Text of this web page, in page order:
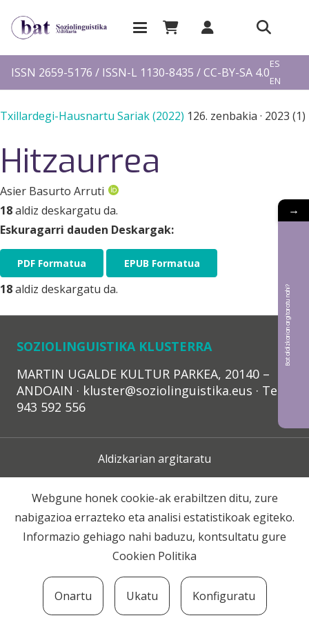
ISSN 2659-5176 / ISSN-L 1130-8435 / CC-BY-SA 4.0
ES
EN
Txillardegi-Hausnartu Sariak (2022) 126. zenbakia · 2023 (1)
Hitzaurrea
Asier Basurto Arruti
18aldiz deskargatu da.
Eskuragarri dauden Deskargak:
PDF Formatua EPUB Formatua
18aldiz deskargatu da.
SOZIOLINGUISTIKA KLUSTERRA
MARTIN UGALDE KULTUR PARKEA, 20140 –
ANDOAIN · kluster@soziolinguistika.eus · Tel.:
943 592 556
Aldizkarian argitaratu
Lege Oharra
Harpidetza
© 2020 Soziolinguistika Klusterra
Webgune honek cookie-ak erabiltzen ditu, zure
nabigazioa errazteko eta analisi estatistikoak egiteko.
Informazio gehiago nahi baduzu, kontsultatu gure
Cookien Politika
Onartu Ukatu Konfiguratu
→
Bat aldizkarian argitaratu nahi?